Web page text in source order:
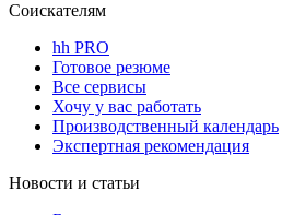
Соискателям
hh PRO
Готовое резюме
Все сервисы
Хочу у вас работать
Производственный календарь
Экспертная рекомендация
Новости и статьи